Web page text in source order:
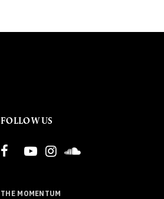
FOLLOW US
THE MOMENTUM